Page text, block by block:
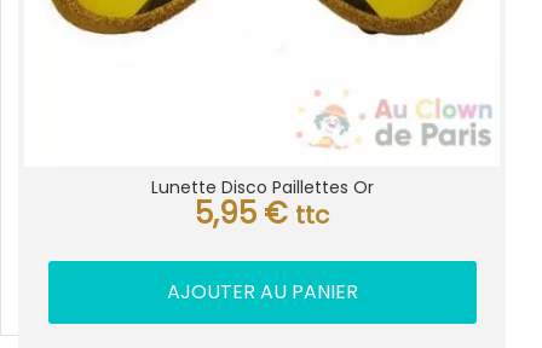
Lunette Disco Paillettes Or
5,95 € ttc
AJOUTER AU PANIER